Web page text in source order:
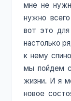
мне не
нужно
вот это
настолько
к нему
мы пойдем
жизни. И я
новое